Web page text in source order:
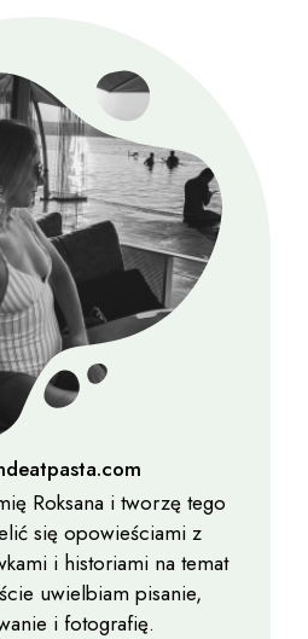
Roksana i tworzę tego
się opowieściami z
i historiami na temat
uwielbiam pisanie,
i fotografię.